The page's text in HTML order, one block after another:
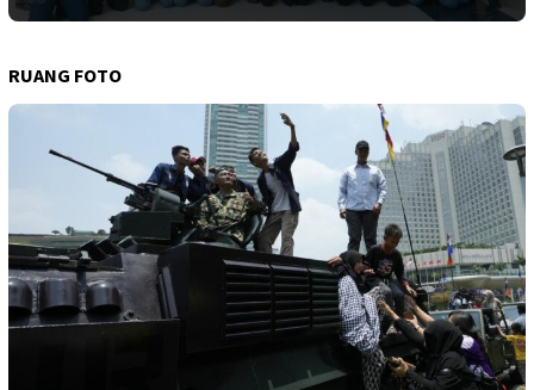
RUANG FOTO